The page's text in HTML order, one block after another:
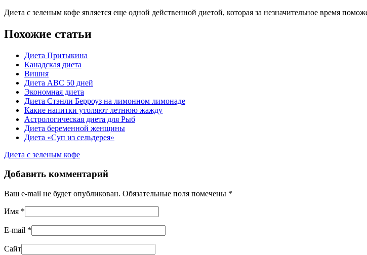
Диета с зеленым кофе является еще одной действенной диетой, которая за незначительное время
Похожие статьи
Диета Притыкина
Канадская диета
Вишня
Диета ABC 50 дней
Экономная диета
Диета Стэнли Берроуз на лимонном лимонаде
Какие напитки утоляют летнюю жажду
Астрологическая диета для Рыб
Диета беременной женщины
Диета «Суп из сельдерея»
Диета с зеленым кофе
Добавить комментарий
Ваш e-mail не будет опубликован. Обязательные поля помечены *
Имя *
E-mail *
Сайт